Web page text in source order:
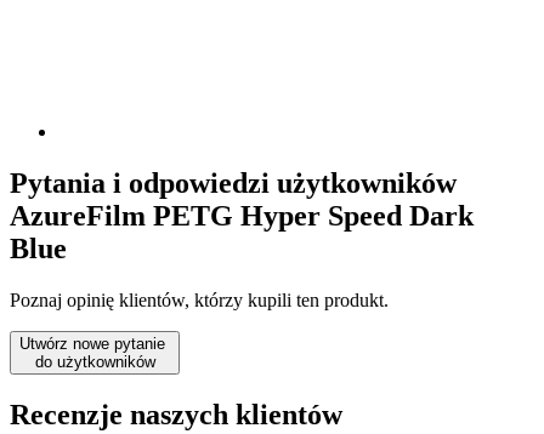
Pytania i odpowiedzi użytkowników
AzureFilm PETG Hyper Speed Dark
Blue
Poznaj opinię klientów, którzy kupili ten produkt.
Utwórz nowe pytanie
do użytkowników
Recenzje naszych klientów